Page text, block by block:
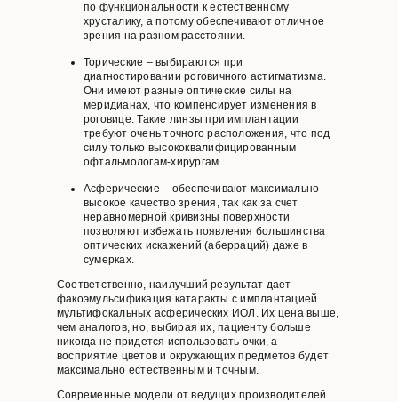
по функциональности к естественному
хрусталику, а потому обеспечивают отличное
зрения на разном расстоянии.
Торические – выбираются при
диагностировании роговичного астигматизма.
Они имеют разные оптические силы на
меридианах, что компенсирует изменения в
роговице. Такие линзы при имплантации
требуют очень точного расположения, что под
силу только высококвалифицированным
офтальмологам-хирургам.
Асферические – обеспечивают максимально
высокое качество зрения, так как за счет
неравномерной кривизны поверхности
позволяют избежать появления большинства
оптических искажений (аберраций) даже в
сумерках.
Соответственно, наилучший результат дает
факоэмульсификация катаракты с имплантацией
мультифокальных асферических ИОЛ. Их цена выше,
чем аналогов, но, выбирая их, пациенту больше
никогда не придется использовать очки, а
восприятие цветов и окружающих предметов будет
максимально естественным и точным.
Современные модели от ведущих производителей